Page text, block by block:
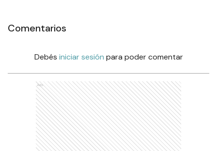
Comentarios
Debés iniciar sesión para poder comentar
Ads